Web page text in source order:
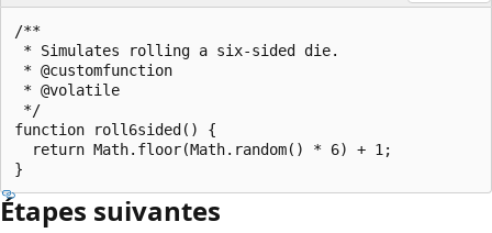
/**
* Simulates rolling a six-sided die.
* @customfunction
* @volatile
*/
function roll6sided() {
  return Math.floor(Math.random() * 6) + 1;
Étapes suivantes